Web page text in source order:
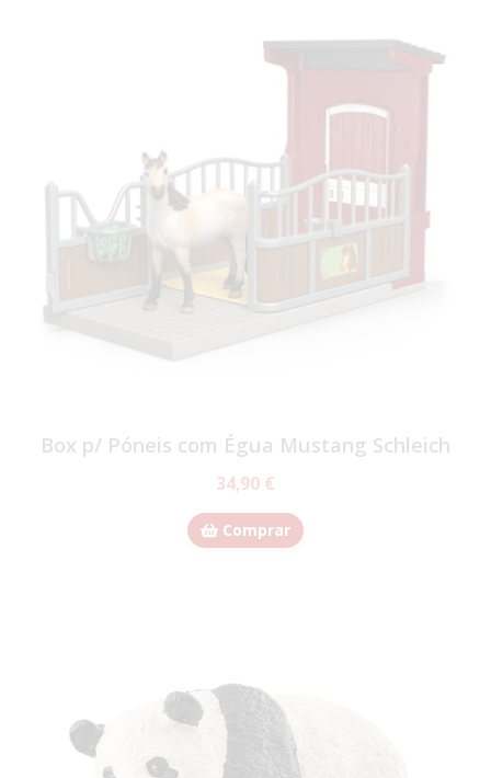
Box p/ Póneis com Égua Mustang Schleich
34,90 €
Comprar